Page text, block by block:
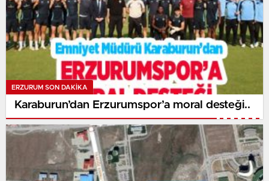
ERZURUM SON DAKİKA
Karaburun’dan Erzurumspor’a moral desteği..